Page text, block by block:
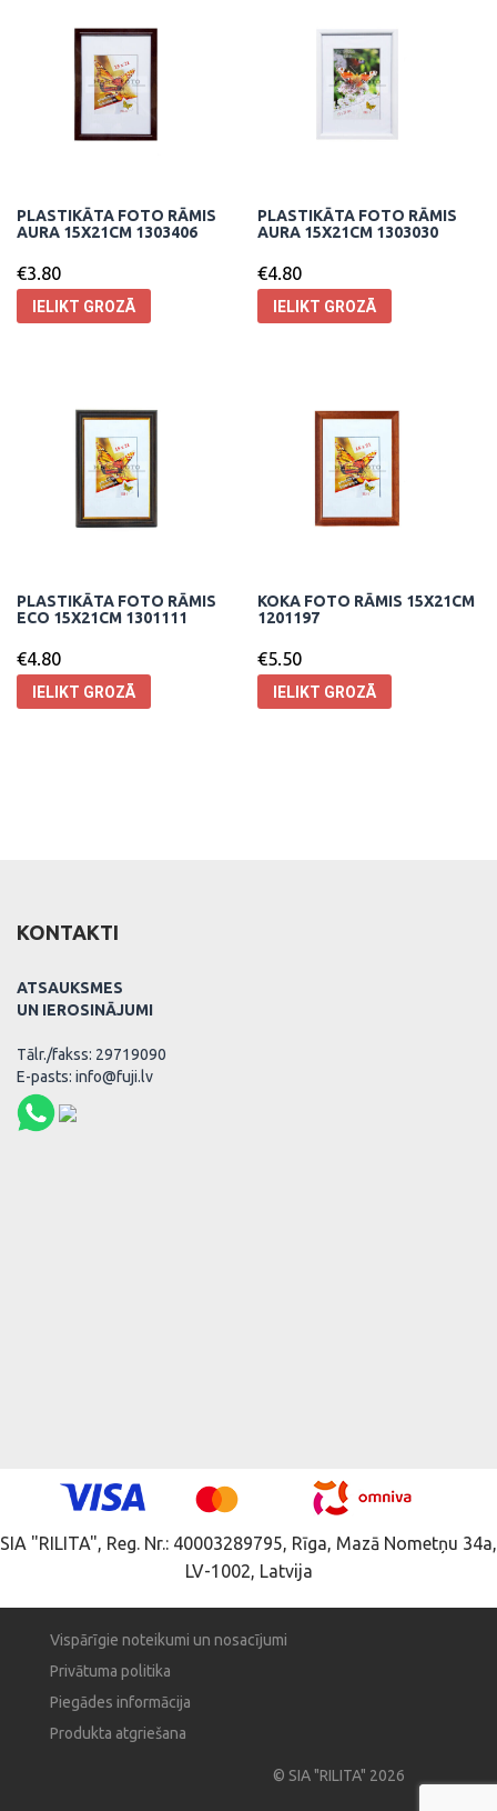
PLASTIKĀTA FOTO RĀMIS
AURA 15X21CM 1303406
€3.80
IELIKT GROZĀ
PLASTIKĀTA FOTO RĀMIS
AURA 15X21CM 1303030
€4.80
IELIKT GROZĀ
PLASTIKĀTA FOTO RĀMIS
ECO 15X21CM 1301111
€4.80
IELIKT GROZĀ
KOKA FOTO RĀMIS 15X21CM
1201197
€5.50
IELIKT GROZĀ
KONTAKTI
ATSAUKSMES
UN IEROSINĀJUMI
Tālr./fakss: 29719090
E-pasts: info@fuji.lv
SIA "RILITA", Reg. Nr.: 40003289795, Rīga, Mazā Nometņu 34a,
LV-1002, Latvija
Vispārīgie noteikumi un nosacījumi
Privātuma politika
Piegādes informācija
Produkta atgriešana
© SIA "RILITA" 2026